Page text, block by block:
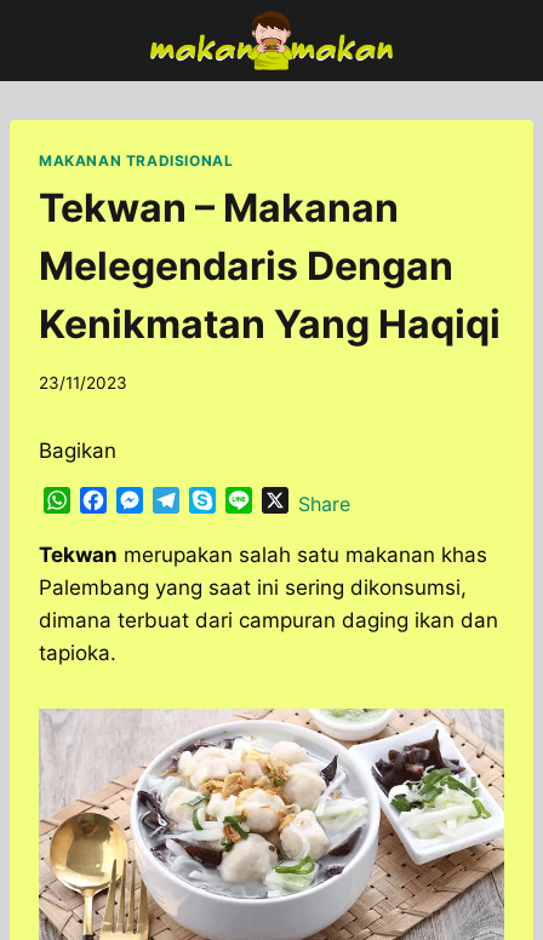
content
MAKANAN TRADISIONAL
Tekwan – Makanan
Melegendaris Dengan
Kenikmatan Yang Haqiqi
By
23/11/2023
Bagikan
W
a
t
A
p
c
e
o
o
M
s
s
e
n
r
l
e
g
r
y
p
n
e
XShare
Tekwan merupakan salah satu makanan khas
Palembang yang saat ini sering dikonsumsi,
dimana terbuat dari campuran daging ikan dan
tapioka.